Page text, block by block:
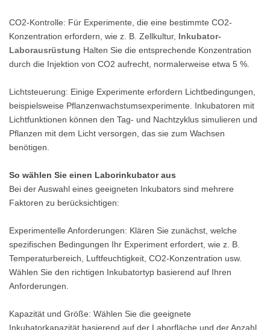
CO2-Kontrolle: Für Experimente, die eine bestimmte CO2-
Konzentration erfordern, wie z. B. Zellkultur, Inkubator-
Laborausrüstung Halten Sie die entsprechende Konzentration
durch die Injektion von CO2 aufrecht, normalerweise etwa 5 %.
Lichtsteuerung: Einige Experimente erfordern Lichtbedingungen,
beispielsweise Pflanzenwachstumsexperimente. Inkubatoren mit
Lichtfunktionen können den Tag- und Nachtzyklus simulieren und
Pflanzen mit dem Licht versorgen, das sie zum Wachsen
benötigen.
So wählen Sie einen Laborinkubator aus
Bei der Auswahl eines geeigneten Inkubators sind mehrere
Faktoren zu berücksichtigen:
Experimentelle Anforderungen: Klären Sie zunächst, welche
spezifischen Bedingungen Ihr Experiment erfordert, wie z. B.
Temperaturbereich, Luftfeuchtigkeit, CO2-Konzentration usw.
Wählen Sie den richtigen Inkubatortyp basierend auf Ihren
Anforderungen.
Kapazität und Größe: Wählen Sie die geeignete
Inkubatorkapazität basierend auf der Laborfläche und der Anzahl